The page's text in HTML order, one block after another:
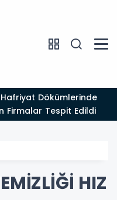
Firmalar Tespit Edildi
HIZ